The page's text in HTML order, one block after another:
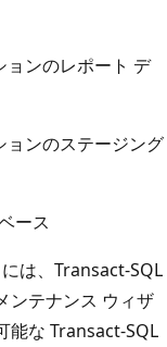
ンのレポート デ
ンのステージング
ース
は、Transact-SQL
ンテナンス ウィザ
能な Transact-SQL